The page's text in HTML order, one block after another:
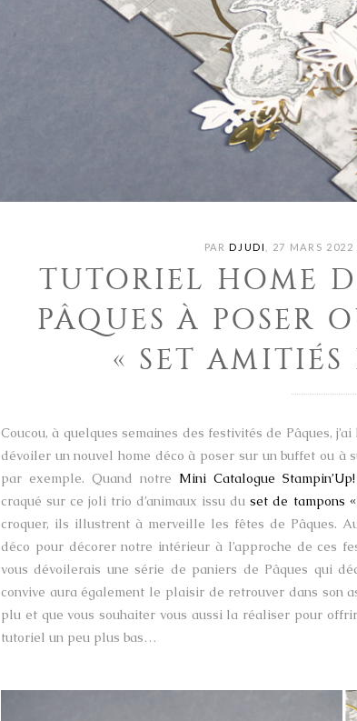
PARDJUDI 27 MARS 2022
TUTORIEL HOME
PÂQUES À POSER
« SET AMITIÉS
Coucou, à quelques semaines des festivités de Pâques,
dévoiler un nouvel home déco à poser sur un buffet ou à
par exemple. Quand notre Mini Catalogue
craqué sur ce joli trio d’animaux issu duset de tampons
croquer, ils illustrent à merveille les fêtes de Pâques.
déco pour décorer notre intérieur à l’approche de ces
vous dévoilerais une série de paniers de Pâques qui
convive aura également le plaisir de retrouver dans son
plu et que vous souhaiter vous aussi la réaliser pour
tutoriel un peu plus bas…